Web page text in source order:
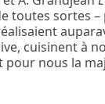
toutes sortes
cuisinent à
nous la